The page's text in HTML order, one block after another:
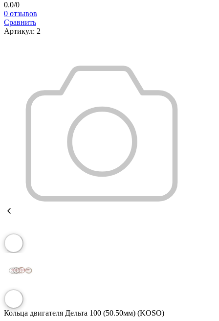
0.0/0
0 отзывов
Сравнить
Артикул: 2
Кольца двигателя Дельта 100 (50.50мм) (KOSO)